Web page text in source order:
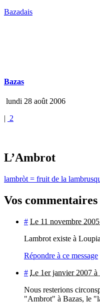
Bazadais
Bazas
lundi 28 août 2006
| 2
L’Ambrot
lambròt = fruit de la
Vos commentaires
# Le 11 novembre
Lambrot existe à
Répondre à ce message
# Le 1er janvier 2007 à
Nous resterions
"Ambrot" à Bazas, le